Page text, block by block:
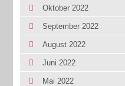
Oktober 2022
September 2022
August 2022
Juni 2022
Mai 2022